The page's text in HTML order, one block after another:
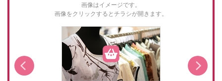
画像はイメージです。
画像をクリックするとチラシが開きます。